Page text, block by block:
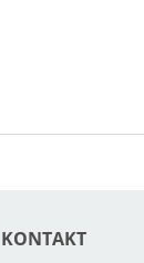
KONTAKT